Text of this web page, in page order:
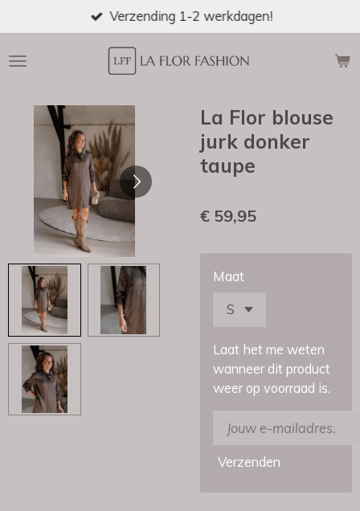
direct
naar
Verzending 1-2 werkdagen!
La Flor blouse
jurk donker
taupe
€ 59,95
Maat
Laat het me weten
wanneer dit product
weer op voorraad is.
Verzenden